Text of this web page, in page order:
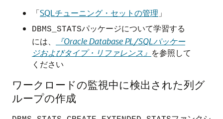
「SQLチューニング・セットの管理 」
DBMS_STATSパッケージについて学習する
には、
『Oracle Database PL/SQLパッケー
ジおよびタイプ・リファレンス』 を参照して
ください
ワークロードの監視中に検出された列グ
ループの作成